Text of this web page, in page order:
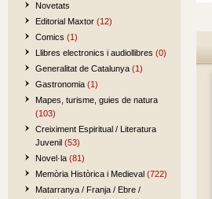
Novetats
Editorial Maxtor (12)
Comics (1)
Llibres electronics i audiollibres (0)
Generalitat de Catalunya (1)
Gastronomia (1)
Mapes, turisme, guies de natura
(103)
Creiximent Espiritual / Literatura
Juvenil (53)
Novel·la (81)
Memòria Històrica i Medieval (722)
Matarranya / Franja / Ebre /